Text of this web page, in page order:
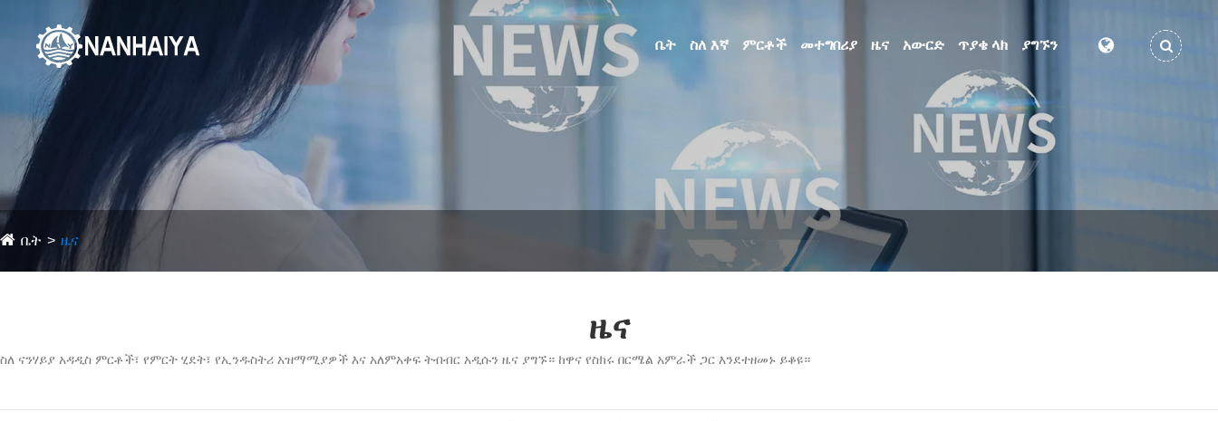
ቤት ስለ እኛ ምርቶች መተግበሪያ ዜና አውርድ ጥያቄ ላክ ያግኙን
ቤት ዜና
ዜና
ስለ ናንሃይያ አዳዲስ ምርቶች፣ የምርት ሂደት፣ የኢንዱስትሪ አዝማሚያዎች እና አለምአቀፍ ትብብር አዲሱን ዜና ያግኙ። ከዋና የስክሩ በርሜል አምራች ጋር እንደተዘመኑ ይቆዩ።